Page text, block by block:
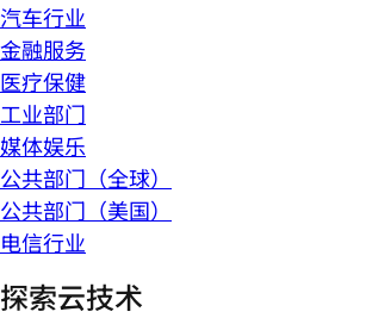
汽车行业
金融服务
医疗保健
工业部门
媒体娱乐
公共部门（全球）
公共部门（美国）
电信行业
探索云技术